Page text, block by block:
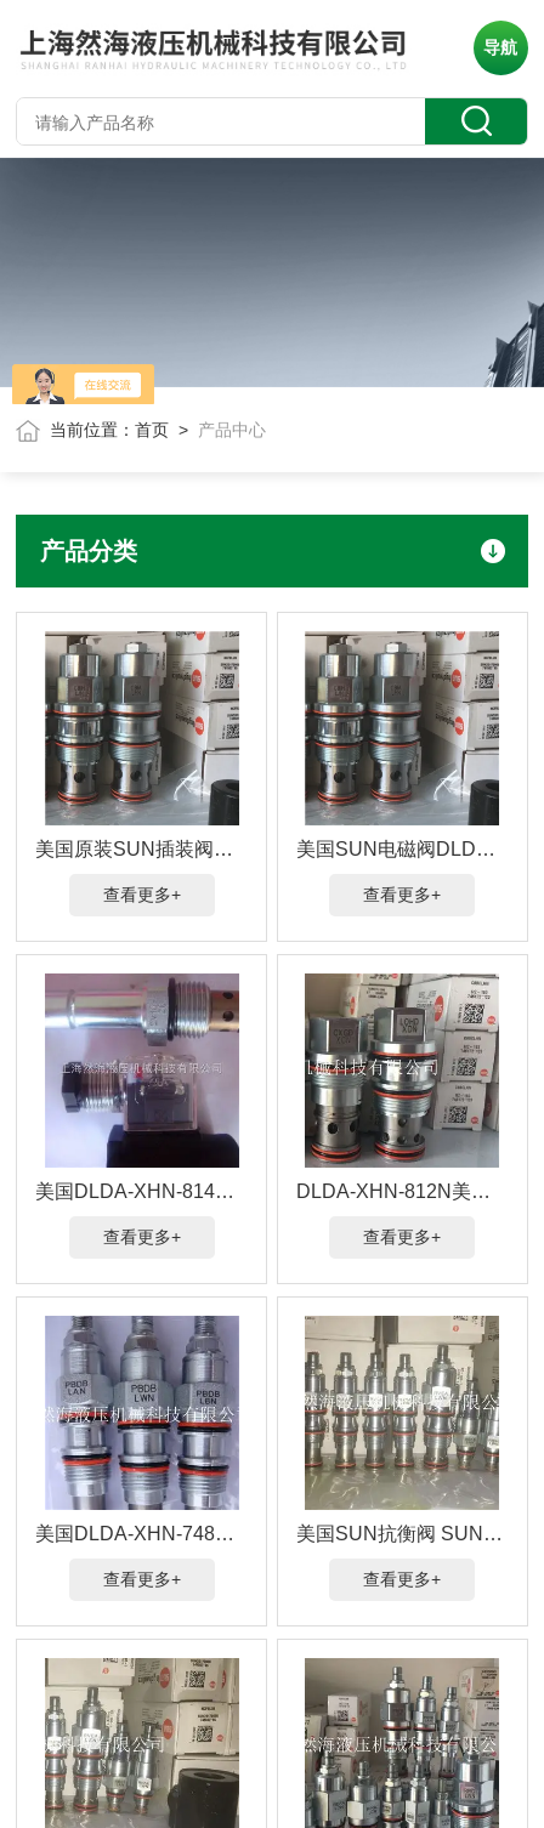
导航
当前位置：首页 > 产品中心
产品分类
美国原装SUN插装阀DLDA-XHN-824供应
查看更多+
美国SUN电磁阀DLDA-XHN-814N各种阀齐全
查看更多+
美国DLDA-XHN-814原装SUN电磁阀代理商
查看更多+
DLDA-XHN-812N美国SUN电磁阀型号货源充足
查看更多+
美国DLDA-XHN-748型号SUN插装阀新原装
查看更多+
美国SUN抗衡阀 SUN电磁阀DLDA-XHN-736
查看更多+